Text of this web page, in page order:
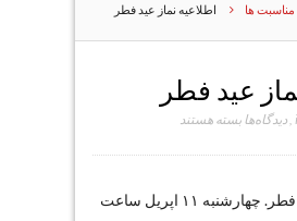
مناسبت ها اطلاعیه نماز عید فطر
عید فطر
,دیدگاه‌هابرای
فطر
بسته هستند
مراسم نماز عید فطر. چهارشنبه ۱۱ اپریل ساعت